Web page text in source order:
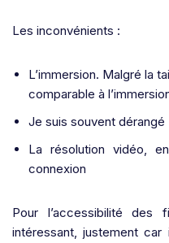
Les inconvénients :
L’immersion. Malgré la
comparable à
Je suis souvent dérangé
La résolution vidéo,
connexion
Pour l’accessibilité
intéressant, justement